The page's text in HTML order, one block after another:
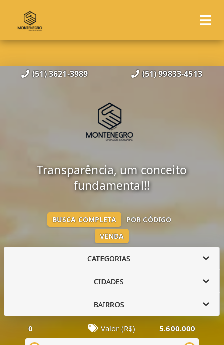
(51) 3621-3989 (51) 99833-4513
Transparência, um conceito
fundamental!!
VENDA
BUSCA COMPLETA POR CÓDIGO
CATEGORIAS
CIDADES
BAIRROS
0 Valor (R$) 5.600.000